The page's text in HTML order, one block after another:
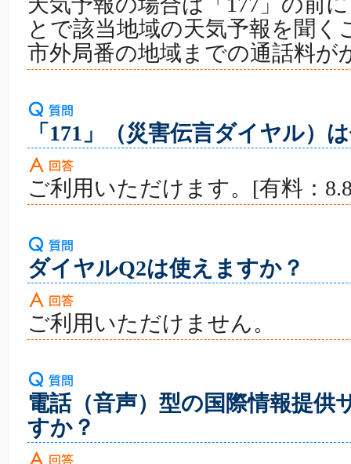
とで該当地域の天気予報を聞く
市外局番の地域までの通話料が
「171」（災害伝言ダイヤル）
ご利用いただけます。[有料：
ダイヤルQ2は使えますか？
ご利用いただけません。
電話（音声）型の国際情報提供
すか？